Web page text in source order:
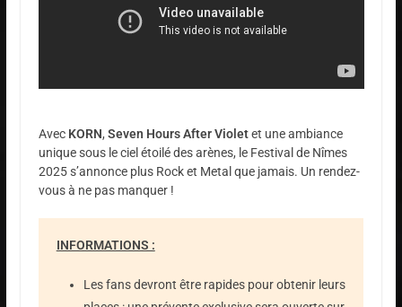
Avec KORN, Seven Hours After Violetet une ambiance
unique sous le ciel étoilé des arènes, le Festival de Nîmes
2025 s’annonce plus Rock et Metal que jamais. Un rendez-
vous à ne pas manquer !
INFORMATIONS :
Les fans devront être rapides pour obtenir leurs